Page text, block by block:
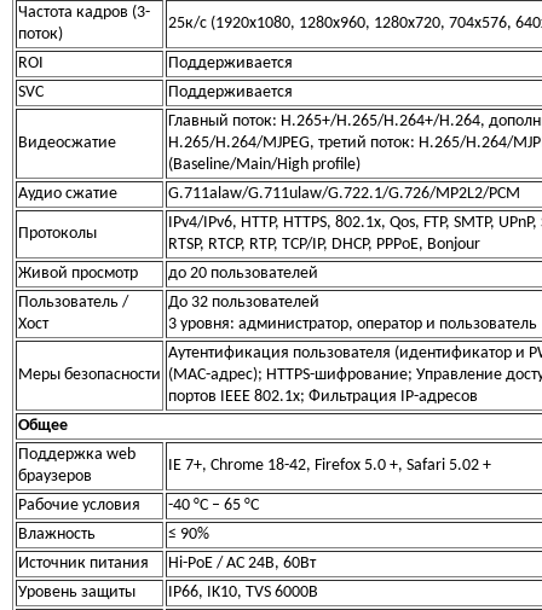
Частота кадров (3-
поток)
25к/с (1920x1080, 1280x960, 1280x720, 704х576,
ROI
Поддерживается
SVC
Поддерживается
Видеосжатие
Главный поток: H.265+/H.265/H.264+/H.264,
H.265/H.264/MJPEG, третий поток: H.265/H.264/
(Baseline/Main/High profile)
Аудио сжатие
G.711alaw/G.711ulaw/G.722.1/G.726/MP2L2/PCM
Протоколы
IPv4/IPv6, HTTP, HTTPS, 802.1x, Qos, FTP, SMTP,
RTSP, RTCP, RTP, TCP/IP, DHCP, PPPoE, Bonjour
Живой просмотр
до 20 пользователей
Пользователь /
Хост
До 32 пользователей
3 уровня: администратор, оператор и пользователь
Меры безопасности
Аутентификация пользователя (идентификатор и
(MAC-адрес); HTTPS-шифрование; Управление
портов IEEE 802.1x; Фильтрация IP-адресов
Общее
Поддержка web
браузеров
IE 7+, Chrome 18-42, Firefox 5.0 +, Safari 5.02 +
Рабочие условия
-40 °C – 65 °C
Влажность
≤ 90%
Источник питания
Hi-PoE / AC 24В, 60Вт
Уровень защиты
IP66, IK10, TVS 6000В